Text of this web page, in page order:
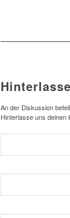
An der Diskussion
Hinterlasse uns deinen